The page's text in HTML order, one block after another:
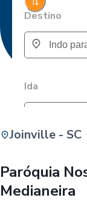
Destino
Ida
Joinville - SC
Paróquia
Medianeira